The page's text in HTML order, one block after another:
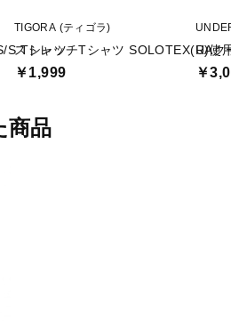
S Tシャツ
TIGORA (ティゴラ)
ストレッチTシャツ SOLOTEX(R)使
￥1,999
UAク
￥
商品